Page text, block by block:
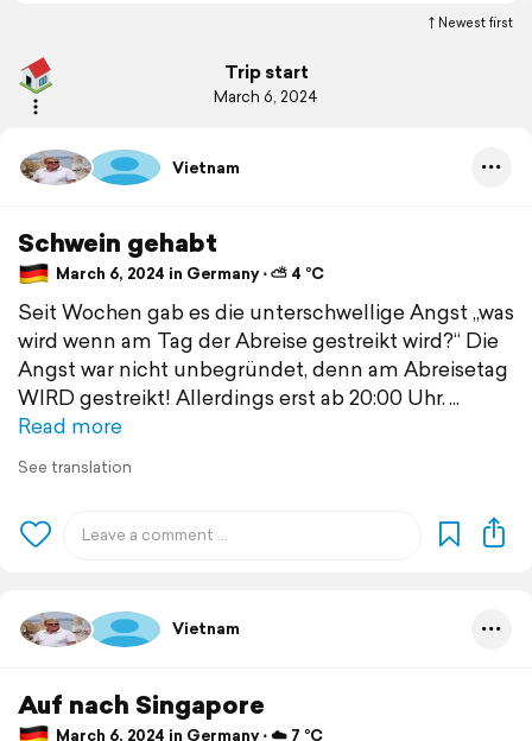
Newest first
Trip start
March 6, 2024
Vietnam
Schwein gehabt
March 6, 2024 in Germany ⋅ ⛅ 4 °C
Seit Wochen gab es die unterschwellige Angst „was
wird wenn am Tag der Abreise gestreikt wird?“ Die
Angst war nicht unbegründet, denn am Abreisetag
WIRD gestreikt! Allerdings erst ab 20:00 Uhr.
Read more
See translation
Vietnam
Auf nach Singapore
March 6, 2024 in Germany ⋅ ☁️ 7 °C